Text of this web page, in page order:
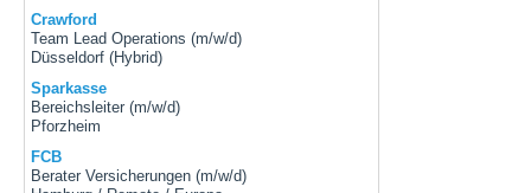
Crawford
Team Lead Operations (m/w/d)
Düsseldorf (Hybrid)
Sparkasse
Bereichsleiter (m/w/d)
Pforzheim
FCB
Berater Versicherungen (m/w/d)